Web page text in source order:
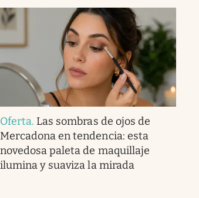
Oferta. Las sombras de ojos de
Mercadona en tendencia: esta
novedosa paleta de maquillaje
ilumina y suaviza la mirada